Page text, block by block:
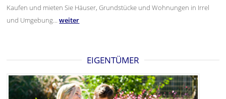
Kaufen und mieten Sie Häuser, Grundstücke und Wohnungen in Irrel
und Umgebung...weiter
EIGENTÜMER